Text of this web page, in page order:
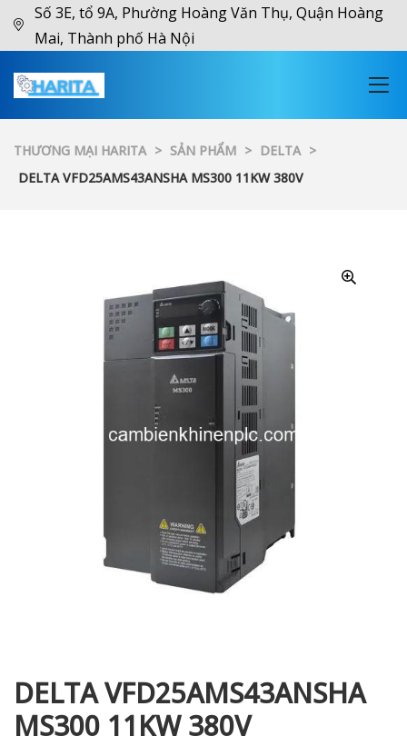
Số 3E, tổ 9A, Phường Hoàng Văn Thụ, Quận Hoàng
Mai, Thành phố Hà Nội
THƯƠNG MẠI HARITA > SẢN PHẨM > DELTA >
DELTA VFD25AMS43ANSHA MS300 11KW 380V
DELTA VFD25AMS43ANSHA
MS300 11KW 380V